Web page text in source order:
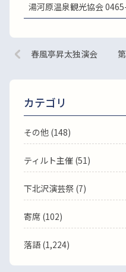
湯河原温泉観光協会
春風亭昇太独演会
カテゴリ
その他 (148)
ティルト主催 (51)
下北沢演芸祭 (7)
寄席 (102)
落語(1,224)